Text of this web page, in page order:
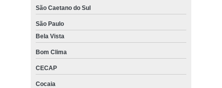
São Caetano do Sul
São Paulo
Bela Vista
Bom Clima
CECAP
Cocaia